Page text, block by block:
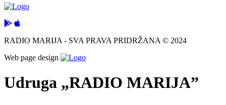
RADIO MARIJA - SVA PRAVA PRIDRŽANA © 2024
Web page design
Udruga „RADIO MARIJA”